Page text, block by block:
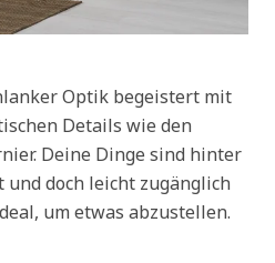
Optik begeistert mit
Details wie den
Deine Dinge sind hinter
doch leicht zugänglich
um etwas abzustellen.